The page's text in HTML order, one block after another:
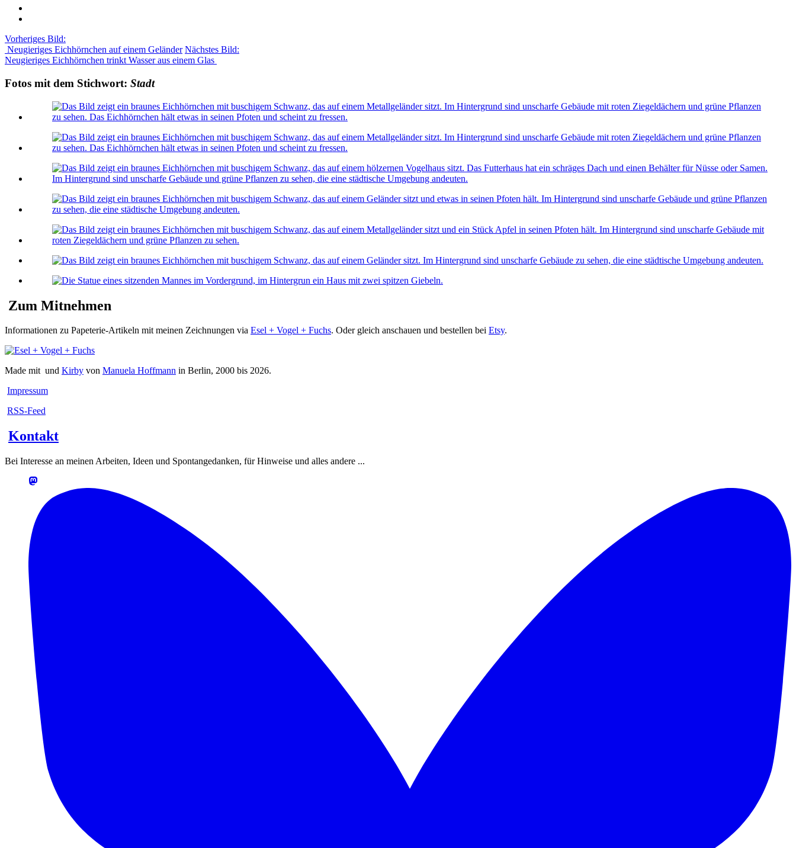
Vorheriges Bild:
Neugieriges Eichhörnchen auf einem Geländer Nächstes Bild:
Neugieriges Eichhörnchen trinkt Wasser aus einem Glas
Fotos mit dem Stichwort: Stadt
Zum Mitnehmen
Informationen zu Papeterie-Artikeln mit meinen Zeichnungen via Esel + Vogel + Fuchs. Oder gleich anschauen und bestellen bei Etsy.
Made mit und Kirby von Manuela Hoffmann in Berlin, 2000 bis 2026.
Impressum
RSS-Feed
Kontakt
Bei Interesse an meinen Arbeiten, Ideen und Spontangedanken, für Hinweise und alles andere ...